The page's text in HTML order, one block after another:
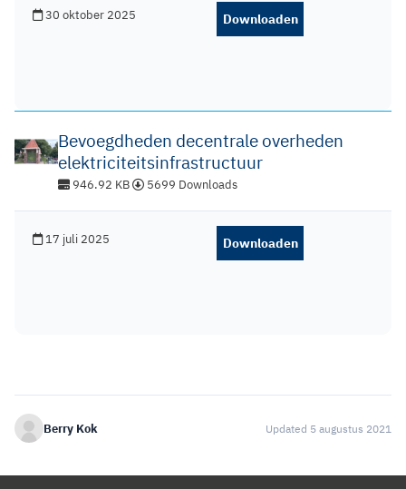
30 oktober 2025 Downloaden
Bevoegdheden decentrale overheden
elektriciteitsinfrastructuur
946.92 KB 5699 Downloads
17 juli 2025 Downloaden
Berry Kok Updated 5 augustus 2021